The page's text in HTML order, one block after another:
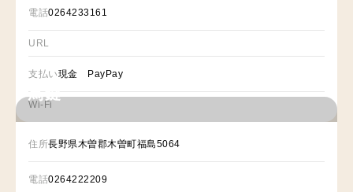
電話0264233161
URL
支払い現金 PayPay
Wi-Fi
鳥鍵
住所長野県木曽郡木曽町福島5064
電話0264222209